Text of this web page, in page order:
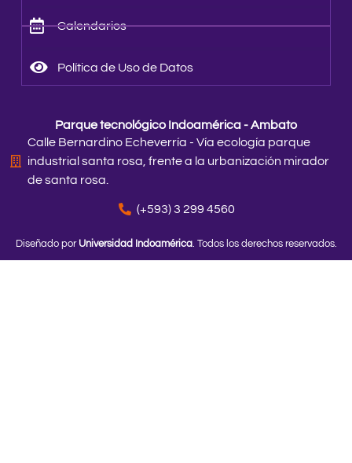
Calendarios
Política de Uso de Datos
Parque tecnológico Indoamérica - Ambato
Calle Bernardino Echeverría - Vía ecología parque
industrial santa rosa, frente a la urbanización mirador
de santa rosa.
(+593) 3 299 4560
Diseñado por Universidad Indoamérica. Todos los derechos reservados.